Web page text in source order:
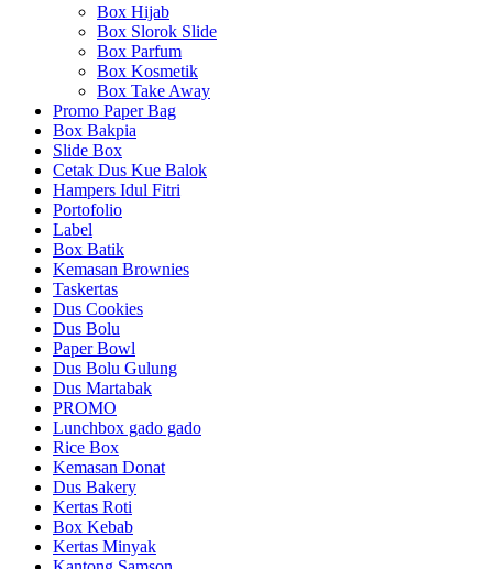
Box Hijab
Box Slorok Slide
Box Parfum
Box Kosmetik
Box Take Away
Promo Paper Bag
Box Bakpia
Slide Box
Cetak Dus Kue Balok
Hampers Idul Fitri
Portofolio
Label
Box Batik
Kemasan Brownies
Taskertas
Dus Cookies
Dus Bolu
Paper Bowl
Dus Bolu Gulung
Dus Martabak
PROMO
Lunchbox gado gado
Rice Box
Kemasan Donat
Dus Bakery
Kertas Roti
Box Kebab
Kertas Minyak